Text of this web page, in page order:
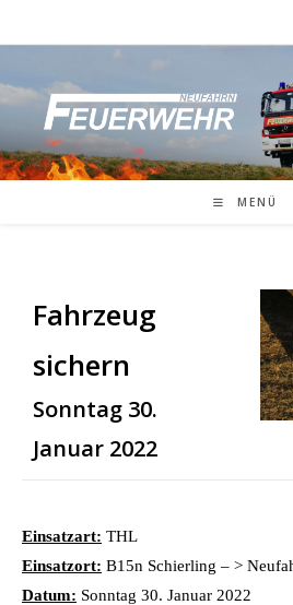
Inhalt
MENÜ
Fahrzeug
sichern
Sonntag 30.
Januar 2022
Einsatzart: THL
Einsatzort: B15n Schierling – >
Datum: Sonntag 30. Januar 2022